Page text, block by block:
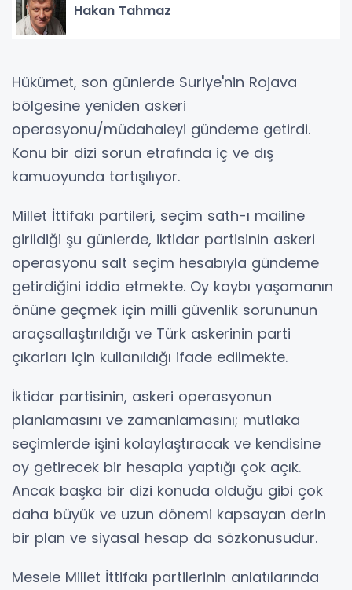
Hakan Tahmaz
Hükümet, son günlerde Suriye'nin Rojava
bölgesine yeniden askeri
operasyonu/müdahaleyi gündeme getirdi.
Konu bir dizi sorun etrafında iç ve dış
kamuoyunda tartışılıyor.
Millet İttifakı partileri, seçim sath-ı mailine
girildiği şu günlerde, iktidar partisinin askeri
operasyonu salt seçim hesabıyla gündeme
getirdiğini iddia etmekte. Oy kaybı yaşamanın
önüne geçmek için milli güvenlik sorununun
araçsallaştırıldığı ve Türk askerinin parti
çıkarları için kullanıldığı ifade edilmekte.
İktidar partisinin, askeri operasyonun
planlamasını ve zamanlamasını; mutlaka
seçimlerde işini kolaylaştıracak ve kendisine
oy getirecek bir hesapla yaptığı çok açık.
Ancak başka bir dizi konuda olduğu gibi çok
daha büyük ve uzun dönemi kapsayan derin
bir plan ve siyasal hesap da sözkonusudur.
Mesele Millet İttifakı partilerinin anlatılarında